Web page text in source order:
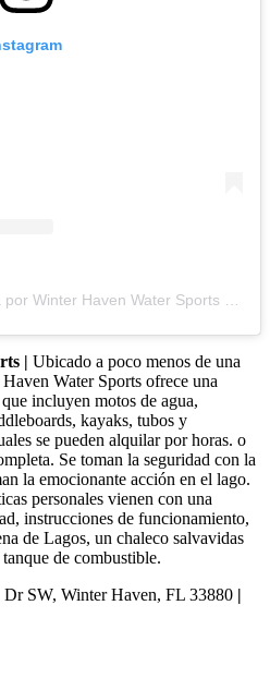
| Ubicado a poco menos de una
Water Sports ofrece una
incluyen motos de agua,
kayaks, tubos y
se pueden alquilar por horas. o
Se toman la seguridad con la
la emocionante acción en el lago.
personales vienen con una
instrucciones de funcionamiento,
de Lagos, un chaleco salvavidas
de combustible.
SW, Winter Haven, FL 33880 |